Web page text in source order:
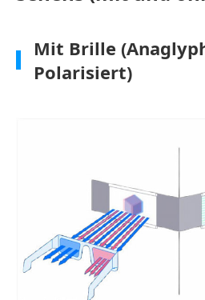
Mit Brille
Polarisiert)